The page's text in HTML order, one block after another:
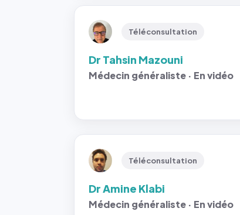
Téléconsultation
Dr Tahsin Mazouni
Médecin généraliste · En vidéo
Téléconsultation
Dr Amine Klabi
Médecin généraliste · En vidéo